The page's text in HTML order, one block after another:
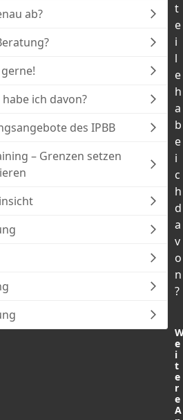
ab?
ich davon?
des IPBB
– Grenzen setzen
t
e
i
l
e
h
a
b
e
i
c
h
d
a
v
o
n
?
e
i
t
e
r
e
A